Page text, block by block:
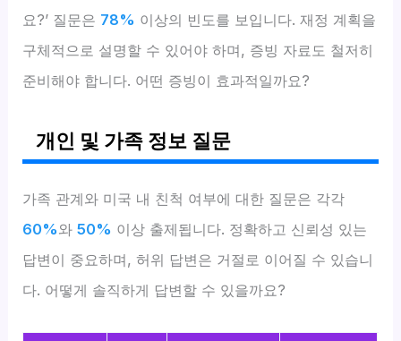
요?’ 질문은 78% 이상의 빈도를 보입니다. 재정 계획을
구체적으로 설명할 수 있어야 하며, 증빙 자료도 철저히
준비해야 합니다. 어떤 증빙이 효과적일까요?
개인 및 가족 정보 질문
가족 관계와 미국 내 친척 여부에 대한 질문은 각각
60%와50% 이상 출제됩니다. 정확하고 신뢰성 있는
답변이 중요하며, 허위 답변은 거절로 이어질 수 있습니
다. 어떻게 솔직하게 답변할 수 있을까요?